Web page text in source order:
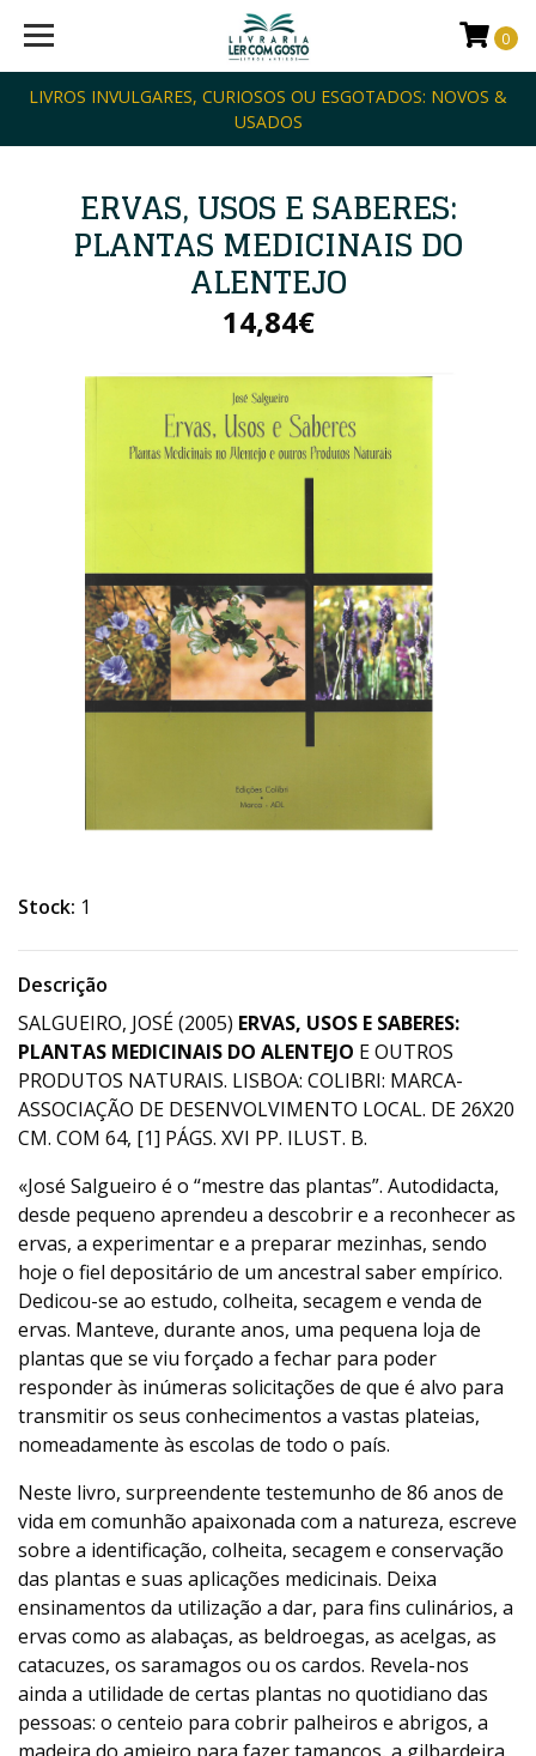
LIVROS INVULGARES, CURIOSOS OU ESGOTADOS: NOVOS &
USADOS
0
ERVAS, USOS E SABERES:
PLANTAS MEDICINAIS DO
ALENTEJO
14,84€
Stock: 1
Descrição
SALGUEIRO, JOSÉ (2005) ERVAS, USOS E SABERES:
PLANTAS MEDICINAIS DO ALENTEJO E OUTROS
PRODUTOS NATURAIS. LISBOA: COLIBRI: MARCA-
ASSOCIAÇÃO DE DESENVOLVIMENTO LOCAL. DE 26X20
CM. COM 64, [1] PÁGS. XVI PP. ILUST. B.
«José Salgueiro é o “mestre das plantas”. Autodidacta,
desde pequeno aprendeu a descobrir e a reconhecer as
ervas, a experimentar e a preparar mezinhas, sendo
hoje o fiel depositário de um ancestral saber empírico.
Dedicou-se ao estudo, colheita, secagem e venda de
ervas. Manteve, durante anos, uma pequena loja de
plantas que se viu forçado a fechar para poder
responder às inúmeras solicitações de que é alvo para
transmitir os seus conhecimentos a vastas plateias,
nomeadamente às escolas de todo o país.
Neste livro, surpreendente testemunho de 86 anos de
vida em comunhão apaixonada com a natureza, escreve
sobre a identificação, colheita, secagem e conservação
das plantas e suas aplicações medicinais. Deixa
ensinamentos da utilização a dar, para fins culinários, a
ervas como as alabaças, as beldroegas, as acelgas, as
catacuzes, os saramagos ou os cardos. Revela-nos
ainda a utilidade de certas plantas no quotidiano das
pessoas: o centeio para cobrir palheiros e abrigos, a